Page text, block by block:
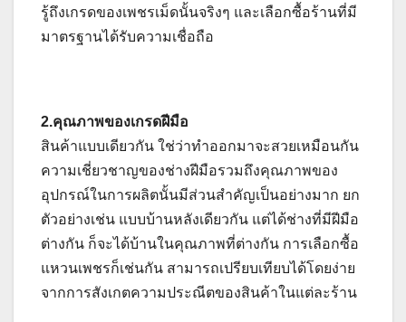
รู้ถึงเกรดของเพชรเม็ดนั้นจริงๆ และเลือกซื้อร้านที่มี
มาตรฐานได้รับความเชื่อถือ
2.คุณภาพของเกรดฝีมือ
สินค้าแบบเดียวกัน ใช่ว่าทำออกมาจะสวยเหมือนกัน
ความเชี่ยวชาญของช่างฝีมือรวมถึงคุณภาพของ
อุปกรณ์ในการผลิตนั้นมีส่วนสำคัญเป็นอย่างมาก ยก
ตัวอย่างเช่น แบบบ้านหลังเดียวกัน แต่ได้ช่างที่มีฝีมือ
ต่างกัน ก็จะได้บ้านในคุณภาพที่ต่างกัน การเลือกซื้อ
แหวนเพชรก็เช่นกัน สามารถเปรียบเทียบได้โดยง่าย
จากการสังเกตความประณีตของสินค้าในแต่ละร้าน